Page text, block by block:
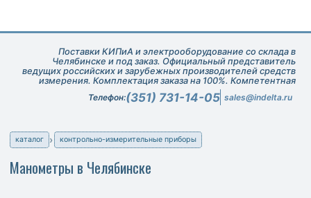
Поставки КИПиА и электрооборудование со склада в
Челябинске и под заказ. Официальный представитель
ведущих российских и зарубежных производителей средств
измерения. Комплектация заказа на 100%. Компетентная
техническая поддержка при подборе оборудования.
Телефон:(351) 731-14-05 sales@indelta.ru
каталог контрольно-измерительные приборы
Манометры в Челябинске